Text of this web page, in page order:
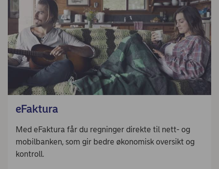
eFaktura
Med eFaktura får du regninger direkte til nett- og
mobilbanken, som gir bedre økonomisk oversikt og
kontroll.